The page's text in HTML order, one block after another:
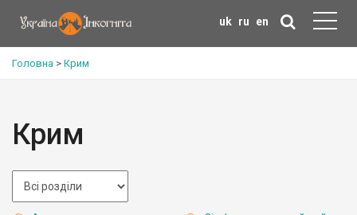
uk ru en
Головна > Крим
Крим